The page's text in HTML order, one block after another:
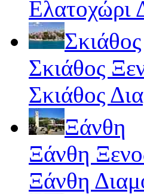
Ελατοχώρι
Σκιάθος
Σκιάθος
Σκιάθος
Ξάνθη
Ξάνθη
Ξάνθη